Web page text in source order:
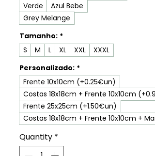
Verde
Azul Bebe
Grey Melange
Tamanho: *
S
M L XL XXL
XXXL
Personalizado: *
Frente 10x10cm (+0.25€un)
Costas 18x18cm + Frente 10x10cm
Frente 25x25cm (+1.50€un)
Costas 18x18cm + Frente 10x10cm +
Quantity *